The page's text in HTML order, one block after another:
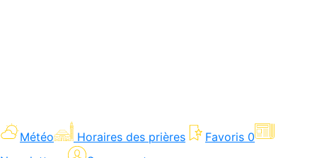
Météo Horaires des prières Favoris 0